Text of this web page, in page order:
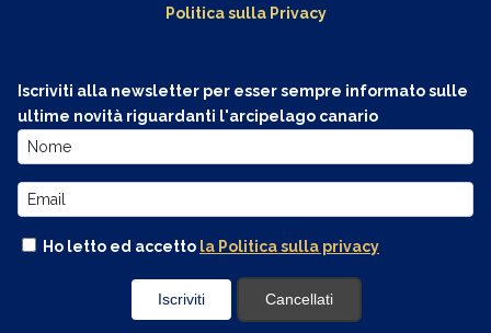
Politica sulla Privacy
Iscriviti alla newsletter per esser sempre informato sulle
ultime novità riguardanti l'arcipelago canario
Ho letto ed accetto la Politica sulla privacy